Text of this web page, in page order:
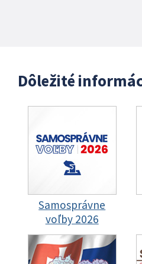
Dôležité
Samosprávne
voľby 2026